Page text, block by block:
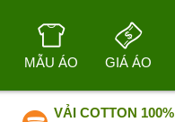
MẪU ÁO GIÁ ÁO
VẢI COTTON 100%